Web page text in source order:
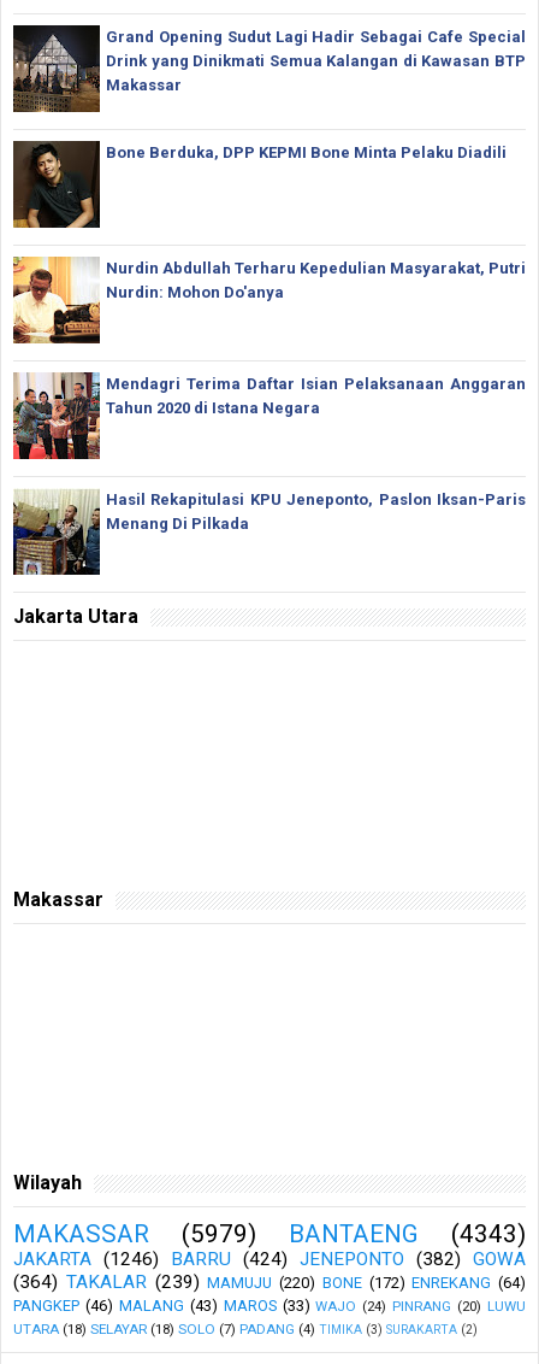
Grand Opening Sudut Lagi Hadir Sebagai Cafe Special
Drink yang Dinikmati Semua Kalangan di Kawasan BTP
Makassar
Bone Berduka, DPP KEPMI Bone Minta Pelaku Diadili
Nurdin Abdullah Terharu Kepedulian Masyarakat, Putri
Nurdin: Mohon Do'anya
Mendagri Terima Daftar Isian Pelaksanaan Anggaran
Tahun 2020 di Istana Negara
Hasil Rekapitulasi KPU Jeneponto, Paslon Iksan-Paris
Menang Di Pilkada
Jakarta Utara
Makassar
Wilayah
MAKASSAR (5979) BANTAENG (4343)
JAKARTA (1246) BARRU (424) JENEPONTO (382)
GOWA
(364) TAKALAR (239) MAMUJU (220) BONE (172) ENREKANG (64)
PANGKEP (46) MALANG (43) MAROS (33) WAJO (24) PINRANG (20) LUWU
UTARA (18) SELAYAR (18) SOLO (7) PADANG (4) TIMIKA (3) SURAKARTA (2)